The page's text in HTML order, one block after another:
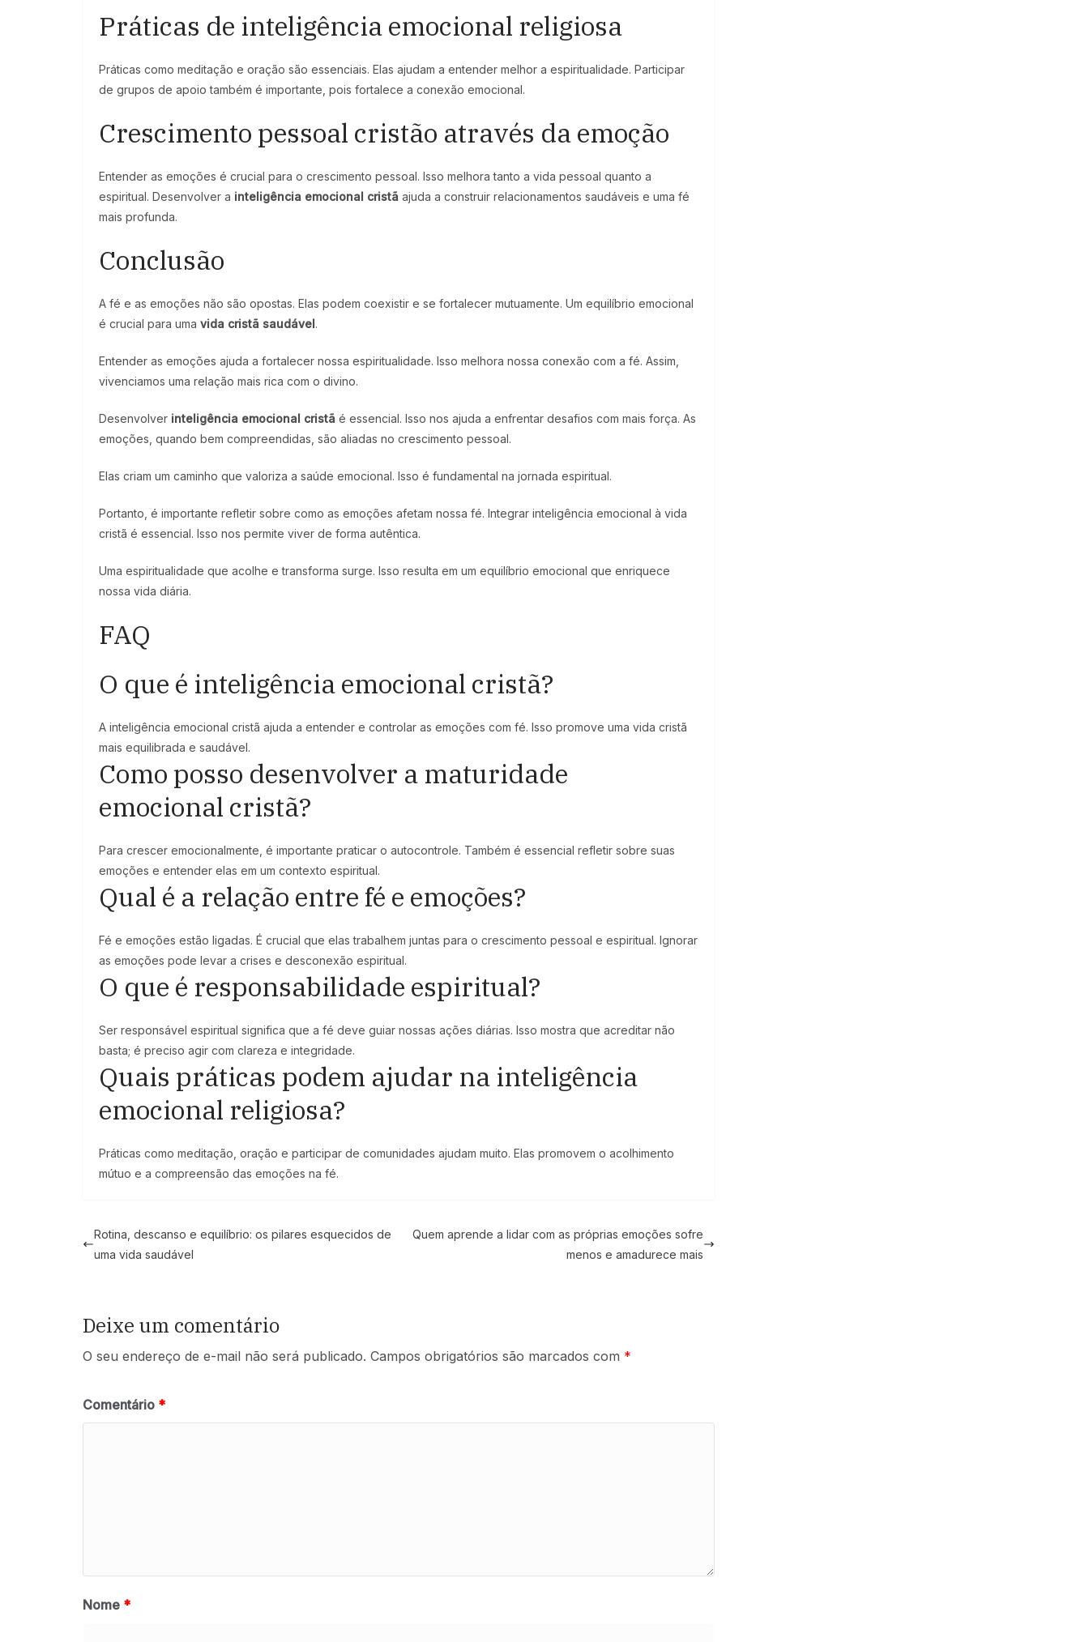
Práticas de inteligência emocional religiosa
Práticas como meditação e oração são essenciais. Elas ajudam a entender melhor a espiritualidade. Participar
de grupos de apoio também é importante, pois fortalece a conexão emocional.
Crescimento pessoal cristão através da emoção
Entender as emoções é crucial para o crescimento pessoal. Isso melhora tanto a vida pessoal quanto a
espiritual. Desenvolver a inteligência emocional cristã ajuda a construir relacionamentos saudáveis e uma fé
mais profunda.
Conclusão
A fé e as emoções não são opostas. Elas podem coexistir e se fortalecer mutuamente. Um equilíbrio emocional
é crucial para uma vida cristã saudável.
Entender as emoções ajuda a fortalecer nossa espiritualidade. Isso melhora nossa conexão com a fé. Assim,
vivenciamos uma relação mais rica com o divino.
Desenvolver inteligência emocional cristã é essencial. Isso nos ajuda a enfrentar desafios com mais força. As
emoções, quando bem compreendidas, são aliadas no crescimento pessoal.
Elas criam um caminho que valoriza a saúde emocional. Isso é fundamental na jornada espiritual.
Portanto, é importante refletir sobre como as emoções afetam nossa fé. Integrar inteligência emocional à vida
cristã é essencial. Isso nos permite viver de forma autêntica.
Uma espiritualidade que acolhe e transforma surge. Isso resulta em um equilíbrio emocional que enriquece
nossa vida diária.
FAQ
O que é inteligência emocional cristã?
A inteligência emocional cristã ajuda a entender e controlar as emoções com fé. Isso promove uma vida cristã
mais equilibrada e saudável.
Como posso desenvolver a maturidade
emocional cristã?
Para crescer emocionalmente, é importante praticar o autocontrole. Também é essencial refletir sobre suas
emoções e entender elas em um contexto espiritual.
Qual é a relação entre fé e emoções?
Fé e emoções estão ligadas. É crucial que elas trabalhem juntas para o crescimento pessoal e espiritual. Ignorar
as emoções pode levar a crises e desconexão espiritual.
O que é responsabilidade espiritual?
Ser responsável espiritual significa que a fé deve guiar nossas ações diárias. Isso mostra que acreditar não
basta; é preciso agir com clareza e integridade.
Quais práticas podem ajudar na inteligência
emocional religiosa?
Práticas como meditação, oração e participar de comunidades ajudam muito. Elas promovem o acolhimento
mútuo e a compreensão das emoções na fé.
Rotina, descanso e equilíbrio: os pilares esquecidos de
uma vida saudável
Quem aprende a lidar com as próprias emoções sofre
menos e amadurece mais
Deixe um comentário
O seu endereço de e-mail não será publicado. Campos obrigatórios são marcados com *
Comentário *
Nome *